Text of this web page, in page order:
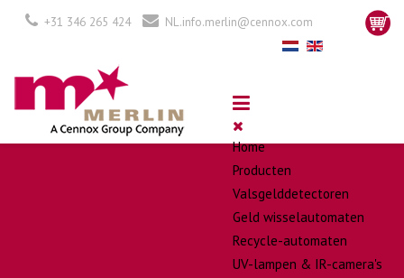
+31 346 265 424 NL.info.merlin@cennox.com
Home
Producten
Valsgelddetectoren
Geld wisselautomaten
Recycle-automaten
UV-lampen & IR-camera's